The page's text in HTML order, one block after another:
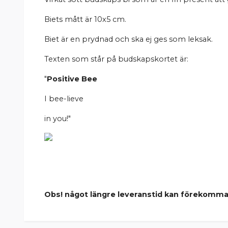
Biets mått är 10x5 cm.
Biet är en prydnad och ska ej ges som leksak.
Texten som står på budskapskortet är:
"Positive Bee
I bee-lieve
in you!"
Obs! något längre leveranstid kan